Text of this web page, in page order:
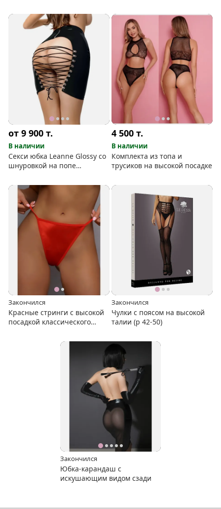
от 9 900т.
В наличии
Секси юбка Leanne Glossy со
шнуровкой на попе
4 500т.
В наличии
Комплекта из топа и
трусиков на высокой посадке
Закончился
Красные стринги с высокой
посадкой классического
Закончился
Чулки с поясом на высокой
талии (р 42-50)
Закончился
Юбка-карандаш с
искушающим видом сзади